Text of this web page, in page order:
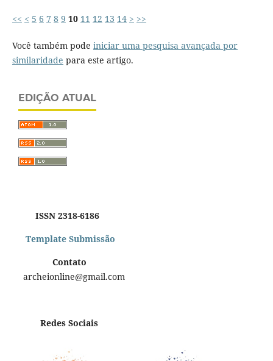
<< < 5 6 7 8 9 10 11 12 13 14 > >>
Você também pode iniciar uma pesquisa avançada por
similaridade para este artigo.
EDIÇÃO ATUAL
ISSN 2318-6186
Template Submissão
Contato
archeionline@gmail.com
Redes Sociais